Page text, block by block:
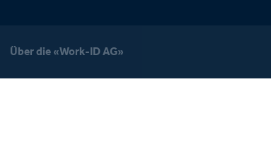
Über die «Work-ID AG»